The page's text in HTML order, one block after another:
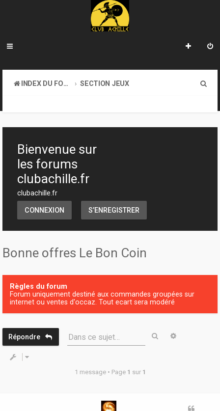
INDEX DU FORUM
SECTION JEUX
h
Bienvenue sur
les forums
clubachille.fr
clubachille.fr
CONNEXION S’ENREGISTRER
Bonne offres Le Bon Coin
Règles du forum
Forum uniquement destiné aux commandes groupées sur
internet ou ventes d'occaz. Tout ecart sera modéré
Répondre Dans ce sujet… Rechercher
1 message • Page 1 sur 1